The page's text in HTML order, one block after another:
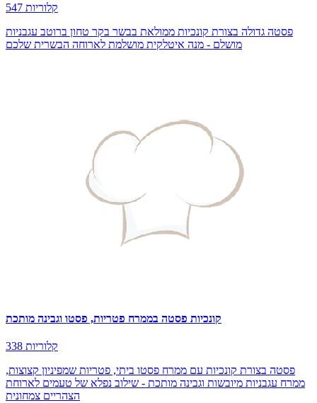
547 קלוריות
פסטה גדולה בצורת קונכיות ממולאת בבשר בקר טחון ברוטב עגבניות
מושלם - מנה איטלקית מושלמת לארוחה הבשרית שלכם
קונכיות פסטה בממרח פטריות, פסטו וגבינה מותכת
338 קלוריות
פסטה בצורת קונכיות עם ממרח פסטו ביתי, פטריות שמפיניון קצוצות,
ממרח עגבניות מיובשות וגבינה מותכת - שילוב נפלא של טעמים לארוחת
הצהריים צמחונית